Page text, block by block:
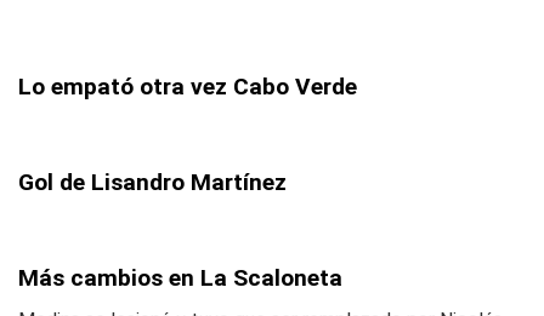
Lo empató otra vez Cabo Verde
Gol de Lisandro Martínez
Más cambios en La Scaloneta